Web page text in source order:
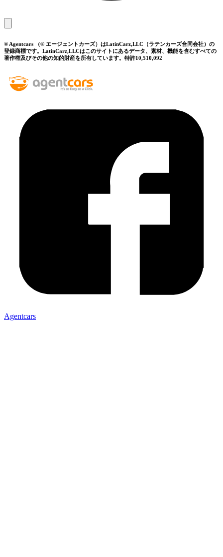
® Agentcars （® エージェントカーズ）はLatinCarz,LLC（ラテンカーズ合同会社）の
登録商標です。LatinCarz,LLCはこのサイトにあるデータ、素材、機能を含むすべての
著作権及びその他の知的財産を所有しています。特許10,510,092
Agentcars